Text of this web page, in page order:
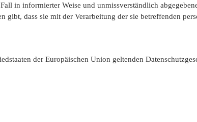
in informierter Weise und unmissverständlich
dass sie mit der Verarbeitung der sie betreffenden
der Europäischen Union geltenden